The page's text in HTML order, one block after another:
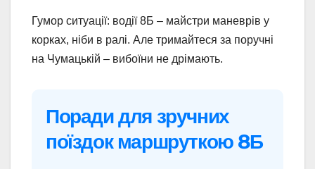
Гумор ситуації: водії 8Б – майстри маневрів у
корках, ніби в ралі. Але тримайтеся за поручні
на Чумацькій – вибоїни не дрімають.
Поради для зручних
поїздок маршруткою 8Б